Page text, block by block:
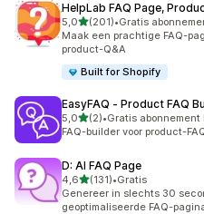
HelpLab FAQ Page,
5,0van 5 sterren
(201)
201 recensies in totaal
•Gratis
Maak een prachtige FAQ-
product-Q&A
Built for Shopify
EasyFAQ ‑ Product FAQ
5,0van 5 sterren
(2)
2 recensies in totaal
•Gratis
FAQ-builder voor product-
D: AI FAQ Page
4,6van 5 sterren
(131)
131 recensies in totaal
•Gratis
Genereer in slechts 30
geoptimaliseerde FAQ-